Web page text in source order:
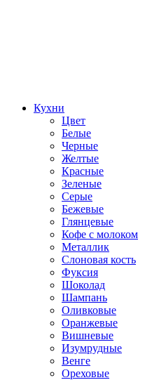
Кухни
Цвет
Белые
Черные
Желтые
Красные
Зеленые
Серые
Бежевые
Глянцевые
Кофе с молоком
Металлик
Слоновая кость
Фуксия
Шоколад
Шампань
Оливковые
Оранжевые
Вишневые
Изумрудные
Венге
Ореховые